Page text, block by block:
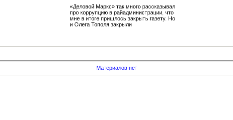
«Деловой Маркс» так много рассказывал
про коррупцию в райадминистрации, что
мне в итоге пришлось закрыть газету. Но
и Олега Тополя закрыли
Материалов нет